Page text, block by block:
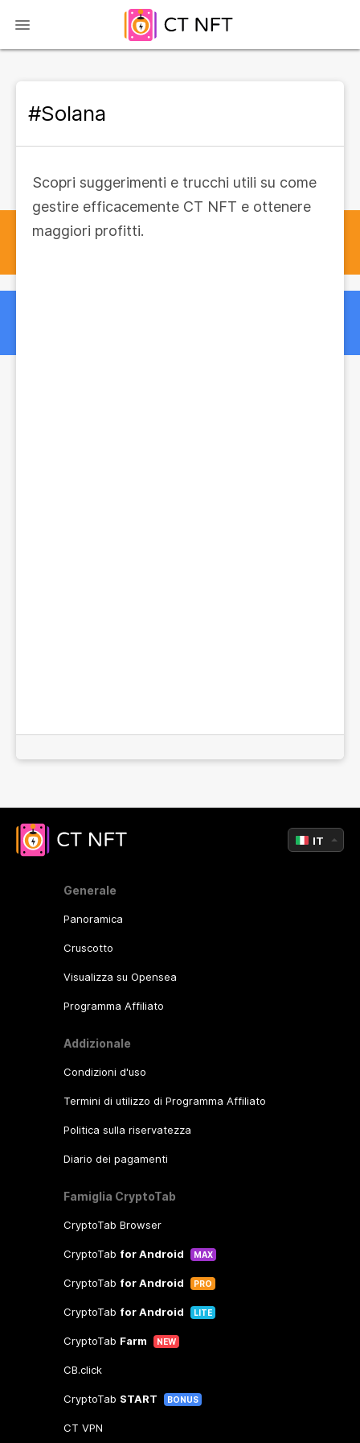
#Solana
Scopri suggerimenti e trucchi utili su come
gestire efficacemente CT NFT e ottenere
maggiori profitti.
Generale
Panoramica
Cruscotto
Visualizza su Opensea
Programma Affiliato
Addizionale
Condizioni d'uso
Termini di utilizzo di Programma Affiliato
Politica sulla riservatezza
Diario dei pagamenti
Famiglia CryptoTab
CryptoTab Browser
CryptoTab for Android MAX
CryptoTab for Android PRO
CryptoTab for Android LITE
CryptoTab Farm NEW
CB.click
CryptoTab START BONUS
CT VPN
IT